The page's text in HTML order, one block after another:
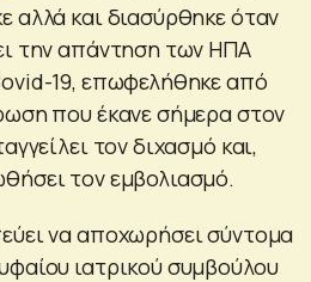
αλλά και διασύρθηκε όταν
την απάντηση των ΗΠΑ
19, επωφελήθηκε από
που έκανε σήμερα στον
τον διχασμό και,
τον εμβολιασμό.
να αποχωρήσει σύντομα
ιατρικού συμβούλου